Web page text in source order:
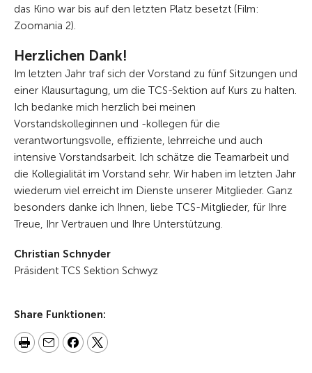
das Kino war bis auf den letzten Platz besetzt (Film:
Zoomania 2).
Herzlichen Dank!
Im letzten Jahr traf sich der Vorstand zu fünf Sitzungen und
einer Klausurtagung, um die TCS-Sektion auf Kurs zu halten.
Ich bedanke mich herzlich bei meinen
Vorstandskolleginnen und -kollegen für die
verantwortungsvolle, effiziente, lehrreiche und auch
intensive Vorstandsarbeit. Ich schätze die Teamarbeit und
die Kollegialität im Vorstand sehr. Wir haben im letzten Jahr
wiederum viel erreicht im Dienste unserer Mitglieder. Ganz
besonders danke ich Ihnen, liebe TCS-Mitglieder, für Ihre
Treue, Ihr Vertrauen und Ihre Unterstützung.
Christian Schnyder
Präsident TCS Sektion Schwyz
Share Funktionen: